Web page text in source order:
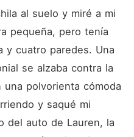
al suelo y miré a mi
pequeña, pero tenía
y cuatro paredes. Una
se alzaba contra la
polvorienta cómoda
y saqué mi
del auto de Lauren, la